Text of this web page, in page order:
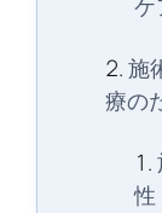
ケ
施
療の
性